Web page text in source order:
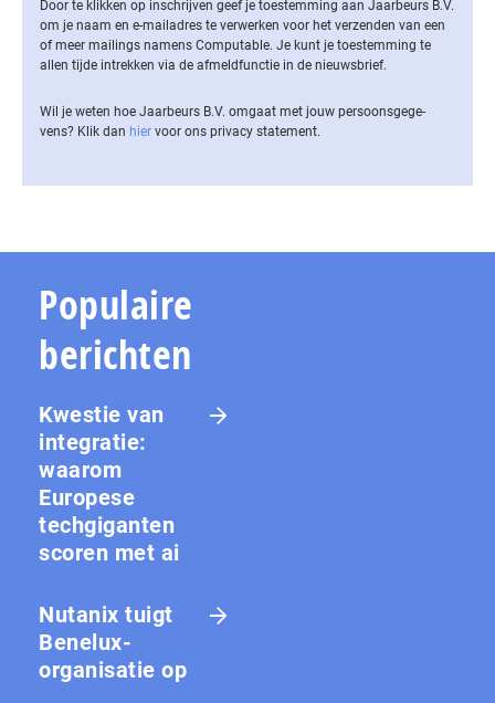
Door te klikken op inschrijven geef je toestemming aan Jaarbeurs B.V.
om je naam en e-mailadres te verwerken voor het verzenden van een
of meer mailings namens Computable. Je kunt je toestemming te
allen tijde intrekken via de af­meld­func­tie in de nieuwsbrief.
Wil je weten hoe Jaarbeurs B.V. omgaat met jouw per­soons­ge­ge­
vens? Klik dan hier voor ons privacy statement.
Populaire
berichten
Kwestie van
integratie:
waarom
Europese
techgiganten
scoren met ai
Nutanix tuigt
Benelux-
organisatie op